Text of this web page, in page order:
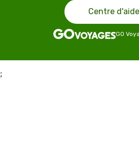
Centre d'aide
GO
;